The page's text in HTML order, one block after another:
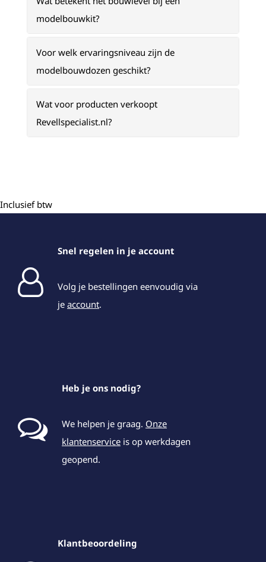
modelbouwkit?
Voor welk ervaringsniveau zijn de
modelbouwdozen geschikt?
Wat voor producten verkoopt
Revellspecialist.nl?
Inclusief btw
Snel regelen in je account
Volg je bestellingen eenvoudig via
je account.
Heb je ons nodig?
We helpen je graag. Onze
klantenservice is op werkdagen
geopend.
Klantbeoordeling